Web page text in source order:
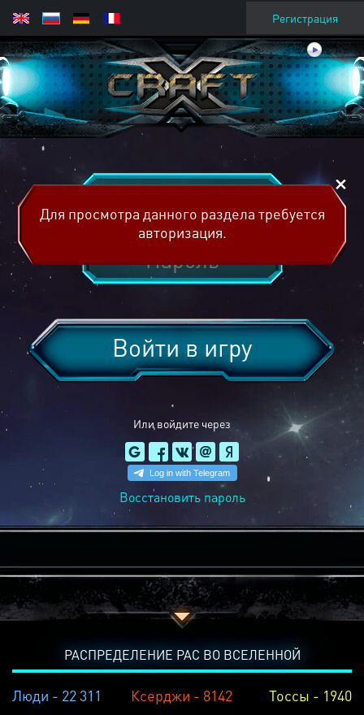
Регистрация
Или войдите через
Войти в игру
Восстановить пароль
Для просмотра данного раздела требуется
авторизация.
РАСПРЕДЕЛЕНИЕ РАС ВО ВСЕЛЕННОЙ
Люди - 22 311 Ксерджи - 8142 Тоссы - 1940